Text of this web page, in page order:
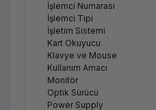
İşlemci Numarası
İşlemci Tipi
İşletim Sistemi
Kart Okuyucu
Klavye ve Mouse
Kullanım Amacı
Monitör
Optik Sürücü
Power Supply